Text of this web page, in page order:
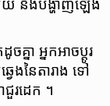
ា អ្នក​អាច​ប្តូរ​
ង​នៃ​តារាង ទៅ​
ជួរ​ដេក ។